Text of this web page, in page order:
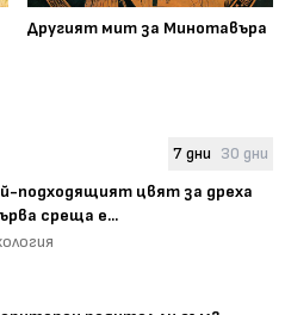
Другият мит за Минотавъра
7 дни 30 дни
подходящият цвят за дреха
среща е...